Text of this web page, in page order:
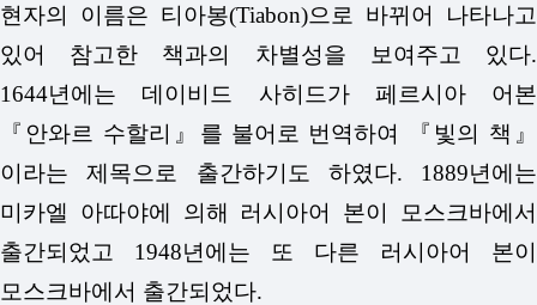
현자의 이름은 티아봉(Tiabon)으로 바뀌어 나타나고
있어 참고한 책과의 차별성을 보여주고 있다.
1644년에는 데이비드 사히드가 페르시아 어본
『안와르 수할리』를 불어로 번역하여 『빛의 책』
이라는 제목으로 출간하기도 하였다. 1889년에는
미카엘 아따야에 의해 러시아어 본이 모스크바에서
출간되었고 1948년에는 또 다른 러시아어 본이
모스크바에서 출간되었다.